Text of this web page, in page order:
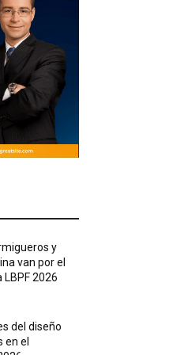
y
van por el
2026
del diseño
en el